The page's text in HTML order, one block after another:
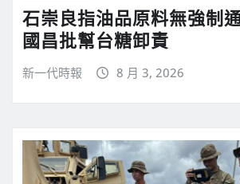
石崇良指油品原料無強制
國昌批幫台糖卸責
新一代時報 8 月 3, 2026